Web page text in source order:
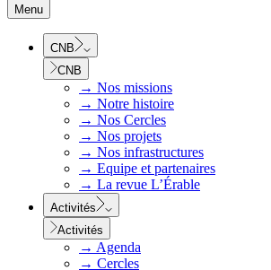
Menu
CNB
CNB
→ Nos missions
→ Notre histoire
→ Nos Cercles
→ Nos projets
→ Nos infrastructures
→ Equipe et partenaires
→ La revue L’Érable
Activités
Activités
→ Agenda
→ Cercles